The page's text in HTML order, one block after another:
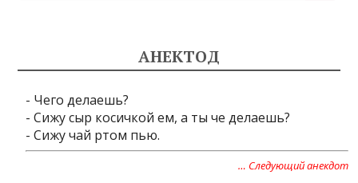
АНЕКТОД
- Чего делаешь?
- Сижу сыр косичкой ем, а ты че делаешь?
- Сижу чай ртом пью.
… Следующий анекдот